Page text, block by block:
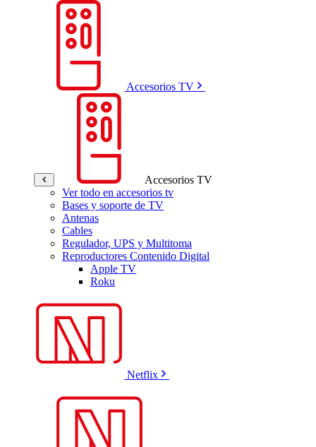
Accesorios TV
Accesorios TV
Ver todo en accesorios tv
Bases y soporte de TV
Antenas
Cables
Regulador, UPS y Multitoma
Reproductores Contenido Digital
Apple TV
Roku
Netflix